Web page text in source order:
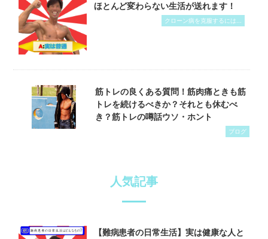
ほとんど変わらない生活が送れます！
クローン病を克服するには...
筋トレの良くある質問！筋肉痛ときも筋
トレを続けるべきか？それとも休むべ
き？筋トレの噂話ウソ・ホント
ブログ
人気記事
【難病患者の日常生活】実は健康な人と